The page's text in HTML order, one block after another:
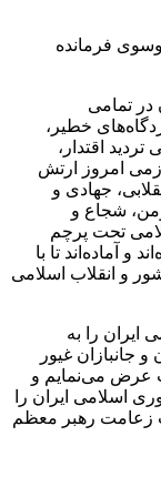
فرمانده
در تمامی
خطیر،
اقتدار،
امروز ارتش
جهادی و
شجاع و
تحت پرچم
و آماده‌اند تا با
و انقلاب اسلامی
ایران را به
جانبازان غیور
عرض می‌نمایم و
اسلامی ایران را
زعامت رهبر معظم